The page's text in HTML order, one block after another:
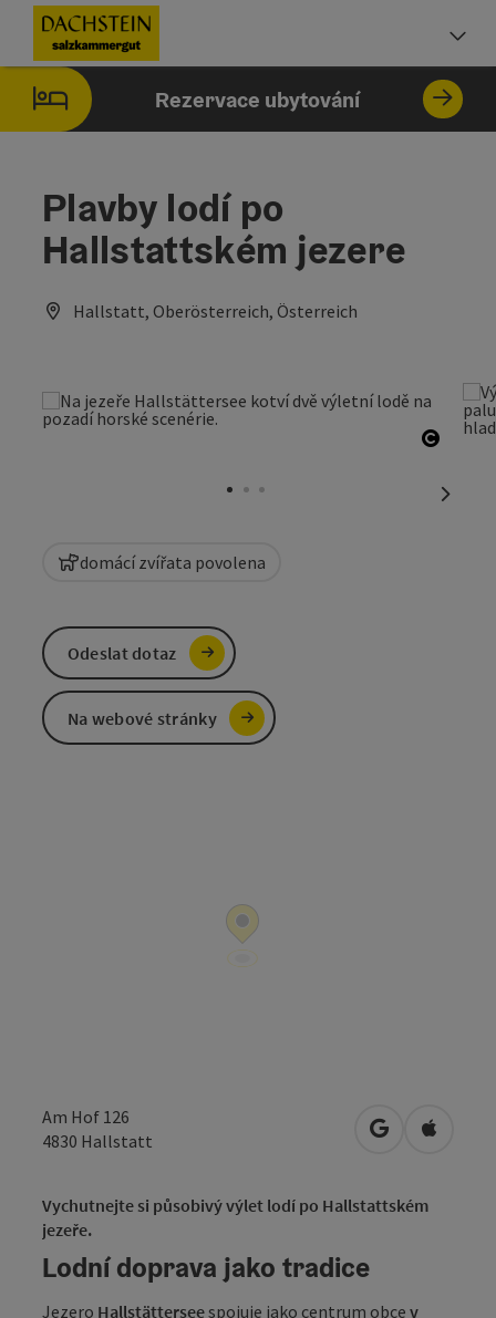
ObsahAccesskey
[0]
NavigaceAccesskey
[1]
Začátek stránky
Rezervace ubytování
Plavby lodí po
Hallstattském jezere
Hallstatt, Oberösterreich, Österreich
domácí zvířata povolena
Am Hof 126
4830 Hallstatt Otevřít vOtevřít
Vychutnejte si působivý výlet lodí po Hallstattském
jezeře.
Lodní doprava jako tradice
Jezero Hallstätterseespojuje jako centrum obce v
Odeslat dotaz
Na webové stránky